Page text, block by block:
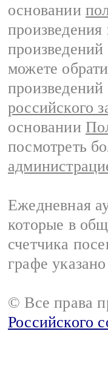
основании
можете
российского
основании
посмотреть
Ежедневная
которые в
счетчика
графе
© Все права
Российского